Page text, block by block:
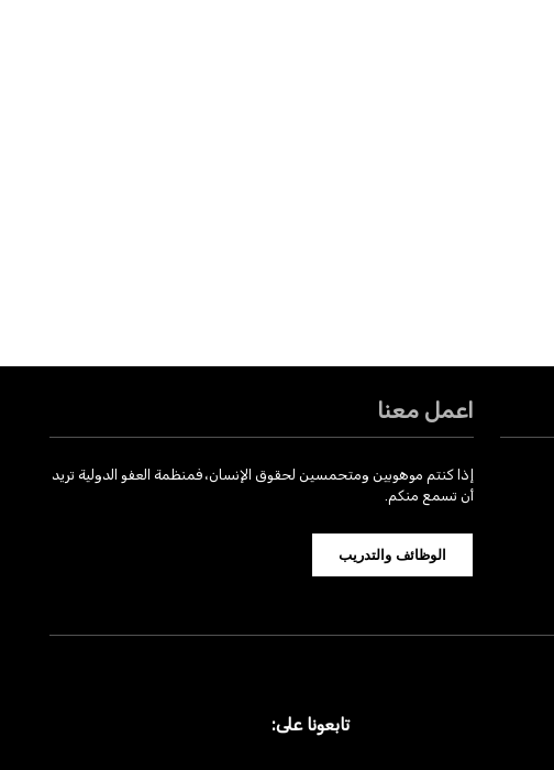
اعمل معنا
إذا كنتم موهوبين ومتحمسين لحقوق الإنسان، فمنظمة العفو الدولية تريد
أن تسمع منكم.
الوظائف والتدريب
تابعونا على: